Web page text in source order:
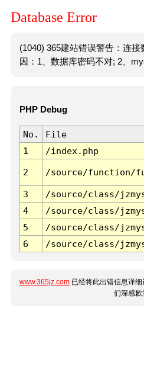
Database Error
(1040) 365建站错误警告：连
因：1、数据库密码不对; 2、
PHP Debug
No. File
1
/index.php
2 /source/function/
3 /source/class/
4
/source/class/
5
/source/class/
6
/source/class/
www.365jz.com 已经将此出错信息详
们深感歉